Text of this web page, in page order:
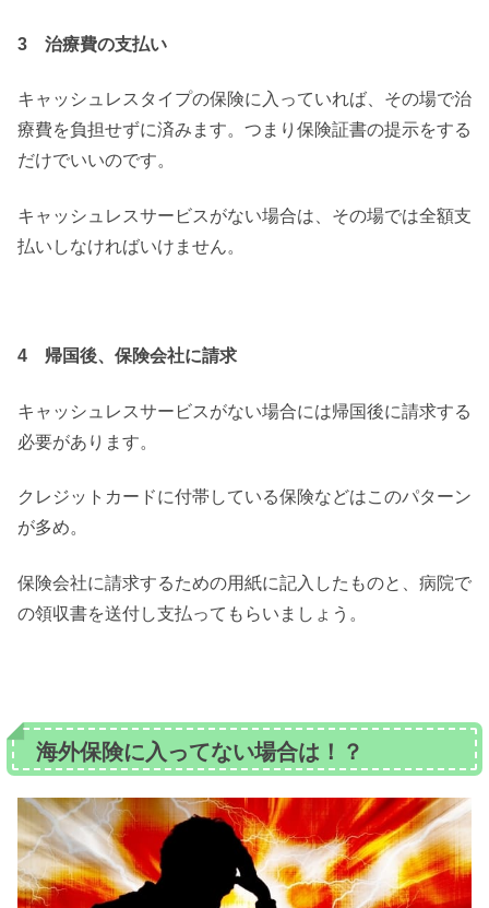
3 治療費の支払い
キャッシュレスタイプの保険に入っていれば、その場で治
療費を負担せずに済みます。つまり保険証書の提示をする
だけでいいのです。
キャッシュレスサービスがない場合は、その場では全額支
払いしなければいけません。
4 帰国後、保険会社に請求
キャッシュレスサービスがない場合には帰国後に請求する
必要があります。
クレジットカードに付帯している保険などはこのパターン
が多め。
保険会社に請求するための用紙に記入したものと、病院で
の領収書を送付し支払ってもらいましょう。
海外保険に入ってない場合は！？